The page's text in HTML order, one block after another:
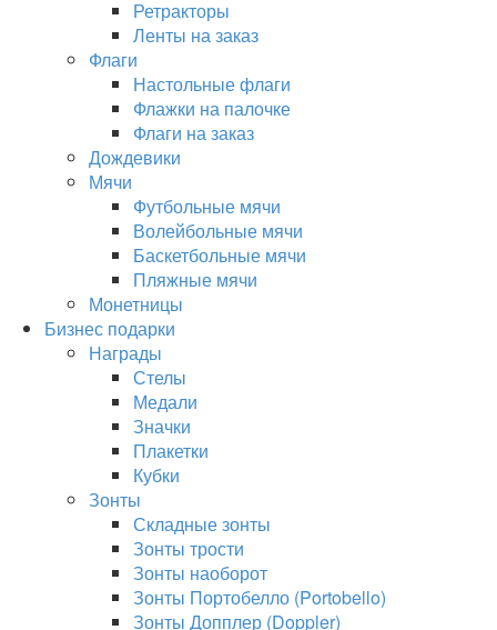
Ретракторы
Ленты на заказ
Флаги
Настольные флаги
Флажки на палочке
Флаги на заказ
Дождевики
Мячи
Футбольные мячи
Волейбольные мячи
Баскетбольные мячи
Пляжные мячи
Монетницы
Бизнес подарки
Награды
Стелы
Медали
Значки
Плакетки
Кубки
Зонты
Складные зонты
Зонты трости
Зонты наоборот
Зонты Портобелло (Portobello)
Зонты Допплер (Doppler)